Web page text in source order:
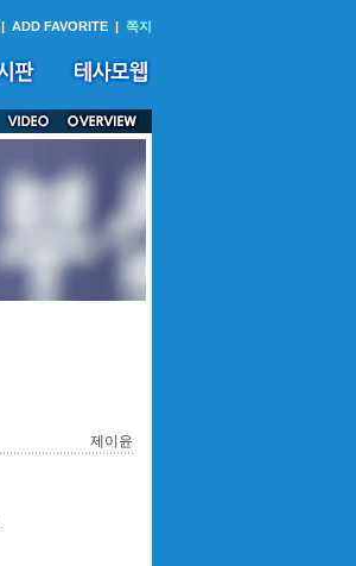
| ADD FAVORITE | 쪽지
제이윤